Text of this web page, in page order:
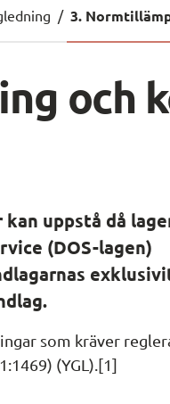
/ 3.
och
uppstå då
(DOS-lagen)
som kräver
(YGL).[1]